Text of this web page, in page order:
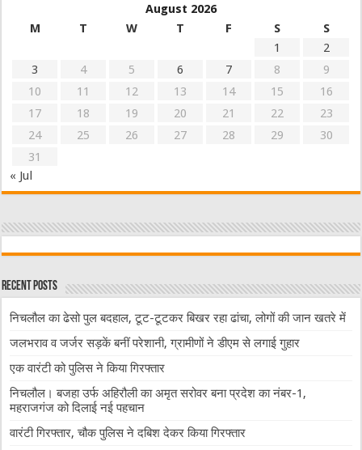
August 2026
M
T W T F S
S
1
2
3
4 5 6 7 8
9
10
11 12 13 14 15
16
17
18 19 20 21 22
23
24
25 26 27 28 29
30
31
« Jul
Recent Posts
निचलौल का ढेसो पुल बदहाल, टूट-टूटकर बिखर रहा ढांचा, लोगों की जान खतरे में
जलभराव व जर्जर सड़कें बनीं परेशानी, ग्रामीणों ने डीएम से लगाई गुहार
एक वारंटी को पुलिस ने किया गिरफ्तार
निचलौल। बजहा उर्फ अहिरौली का अमृत सरोवर बना प्रदेश का नंबर-1,
महराजगंज को दिलाई नई पहचान
वारंटी गिरफ्तार, चौक पुलिस ने दबिश देकर किया गिरफ्तार